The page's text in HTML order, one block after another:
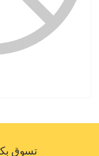
تسوق